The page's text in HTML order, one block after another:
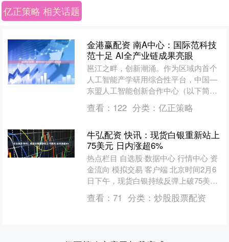
亿正策略 相关话题
金港赢配资 南A中心：国际范科技
范十足 AI全产业链成果亮眼
邕江之畔，创新潮涌。作为区域内首个
人工智能产学研用综合性平台，中国—
东盟人工智能创新合作中心（以下简称
南A中心）正以枝繁叶茂的合作生态汇
聚科技智慧，持续释放跨越....
查看： 122 分类： 亿正策略
牛弘配资 快讯：现货白银重新站上
75美元 日内涨超6%
热点栏目 自选股 数据中心 行情中心 资
金流向 模拟交易 客户端 北京时间2月6
日下午，现货白银持续反弹上破75美元/
盎司，日内涨近6%，较日低反弹11美
元。 ....
查看： 71 分类： 炒股股票配资